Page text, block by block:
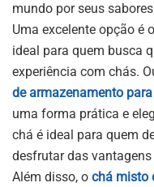
mundo por seus
Uma excelente opção é o
ideal para quem busca
experiência com chás.
de armazenamento
uma forma prática e
chá é ideal para quem
desfrutar das
Além disso, o chá misto